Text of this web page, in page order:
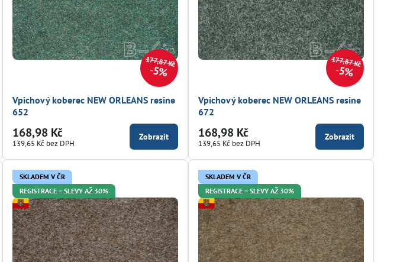
177,87 Kč
5%
Vpichový koberec NEW ORLEANS resine
652
168,98 Kč
139,65 Kč bez DPH
Zobrazit
177,87 Kč
5%
Vpichový koberec NEW ORLEANS resine
672
168,98 Kč
139,65 Kč bez DPH
Zobrazit
SKLADEM V ČR
REGISTRACE = SLEVY AŽ 30%
SKLADEM V ČR
REGISTRACE = SLEVY AŽ 30%